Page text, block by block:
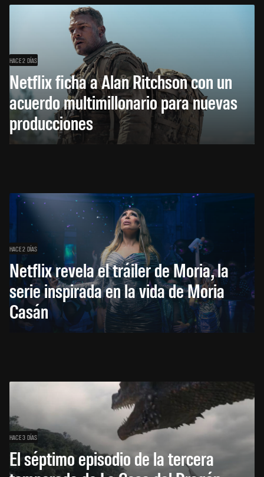
HACE 2 DÍAS
Netflix ficha a Alan Ritchson con un
acuerdo multimillonario para nuevas
producciones
HACE 2 DÍAS
Netflix revela el tráiler de Moria, la
serie inspirada en la vida de Moria
Casán
HACE 3 DÍAS
El séptimo episodio de la tercera